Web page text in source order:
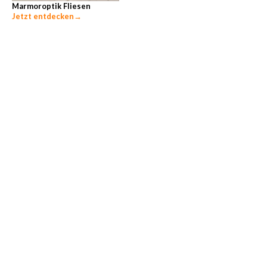
Marmoroptik Fliesen
Jetzt entdecken→